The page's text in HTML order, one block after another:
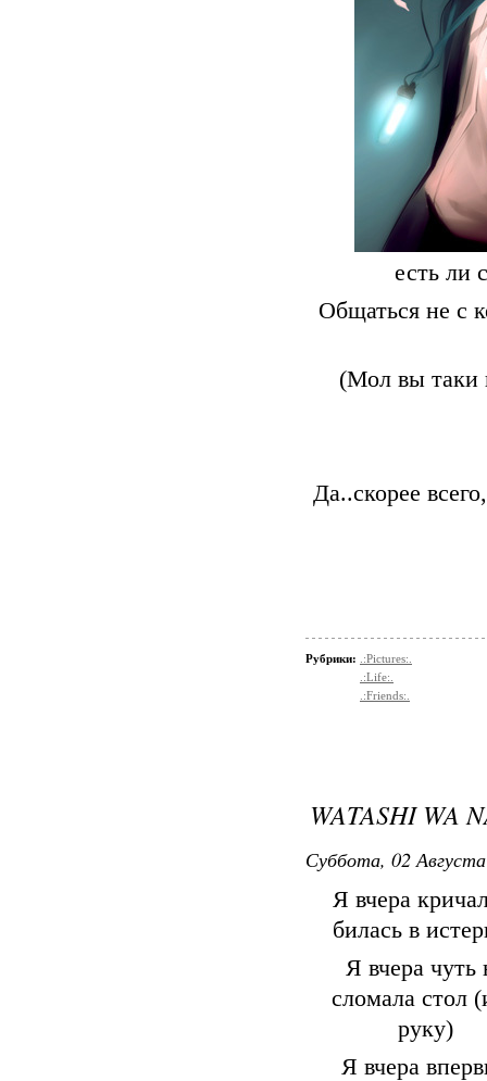
есть ли
Общаться не с
(Мол вы таки
Да..скорее
Рубрики:
.:Pictures:.
.:Life:.
.:Friends:.
WATASHI WA
Суббота, 02
Я вчера
билась в
Я вчера чуть
сломала стол
руку)
Я вчера